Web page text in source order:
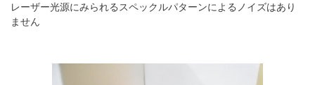
レーザー光源にみられるスペックルパターンによるノイズはあり
ません